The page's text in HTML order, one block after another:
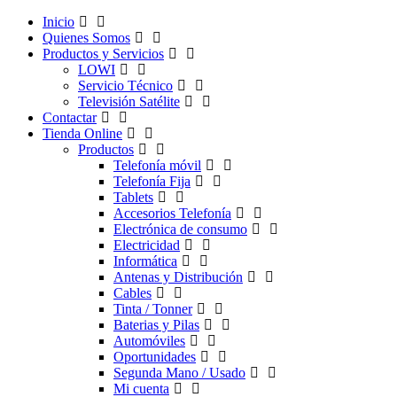
Inicio
Quienes Somos
Productos y Servicios
LOWI
Servicio Técnico
Televisión Satélite
Contactar
Tienda Online
Productos
Telefonía móvil
Telefonía Fija
Tablets
Accesorios Telefonía
Electrónica de consumo
Electricidad
Informática
Antenas y Distribución
Cables
Tinta / Tonner
Baterias y Pilas
Automóviles
Oportunidades
Segunda Mano / Usado
Mi cuenta